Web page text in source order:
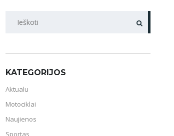
PAIEŠKA
KATEGORIJOS
Aktualu
Motociklai
Naujienos
Sportas